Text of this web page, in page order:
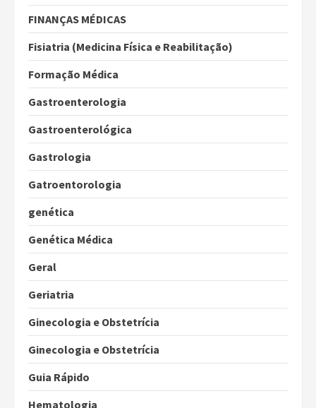
FINANÇAS MÉDICAS
Fisiatria (Medicina Física e Reabilitação)
Formação Médica
Gastroenterologia
Gastroenterológica
Gastrologia
Gatroentorologia
genética
Genética Médica
Geral
Geriatria
Ginecologia e Obstetrícia
Ginecologia e Obstetrícia
Guia Rápido
Hematologia